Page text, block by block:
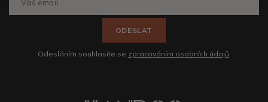
ODESLAT
Odesláním souhlasíte se zpracováním osobních údajů